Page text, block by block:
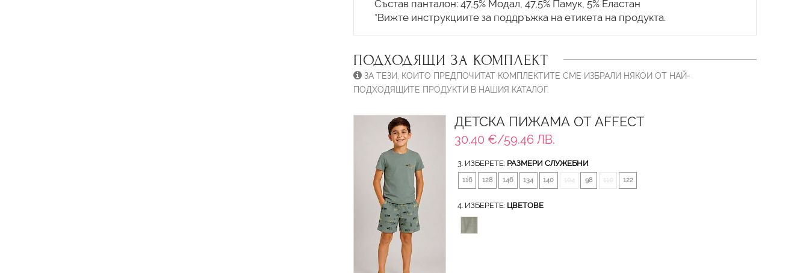
Състав панталон: 47,5% Модал, 47,5% Памук, 5% Еластан
*Вижте инструкциите за поддръжка на етикета на продукта.
ПОДХОДЯЩИ ЗА КОМПЛЕКТ
ЗА ТЕЗИ, КОИТО ПРЕДПОЧИТАТ КОМПЛЕКТИТЕ СМЕ ИЗБРАЛИ НЯКОИ ОТ НАЙ-
ПОДХОДЯЩИТЕ ПРОДУКТИ В НАШИЯ КАТАЛОГ.
ДЕТСКА ПИЖАМА ОТ AFFECT
30.40 €/59.46 ЛВ.
3. ИЗБЕРЕТЕ: РАЗМЕРИ СЛУЖЕБНИ
116 128 146 134 140 104 98 110 122
4. ИЗБЕРЕТЕ: ЦВЕТОВЕ